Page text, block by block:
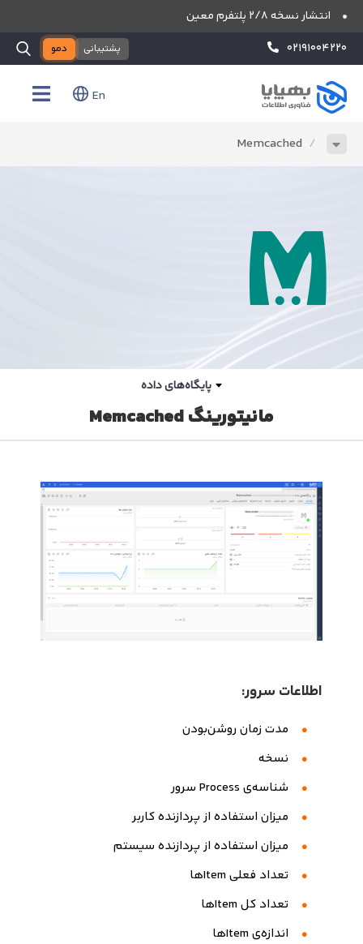
انتشار نسخه ۲/۸ پلتفرم معین
۰۲۱۹۱۰۰۴۲۲۰
پشتیبانی دمو
En
/
Memcached
پایگاه‌های داده‌
مانیتورینگ Memcached
اطلاعات سرور:
مدت زمان روشن‌بودن
نسخه
شناسه‌ی Process سرور
میزان استفاده از پردازنده کاربر
میزان استفاده از پردازنده سیستم
تعداد فعلی Itemها
تعداد کل Itemها
اندازه‌ی Itemها